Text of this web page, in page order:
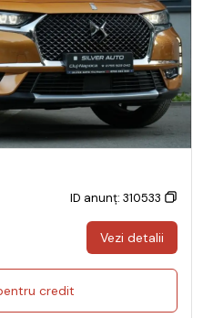
ID anunț: 310533
Vezi detalii
credit